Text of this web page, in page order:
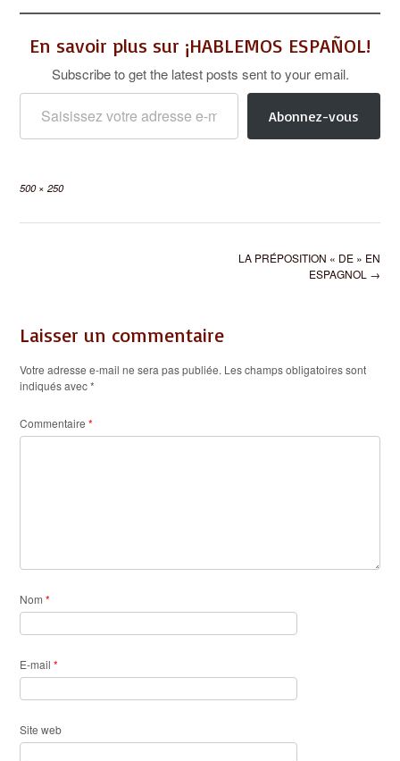
En savoir plus sur ¡HABLEMOS ESPAÑOL!
Subscribe to get the latest posts sent to your email.
Saisissez votre adresse e-mail…
Abonnez-vous
Full
500 × 250
LA PRÉPOSITION « DE » EN
ESPAGNOL →
Laisser un commentaire
Votre adresse e-mail ne sera pas publiée. Les champs obligatoires sont
indiqués avec*
Commentaire *
Nom *
E-mail *
Site web